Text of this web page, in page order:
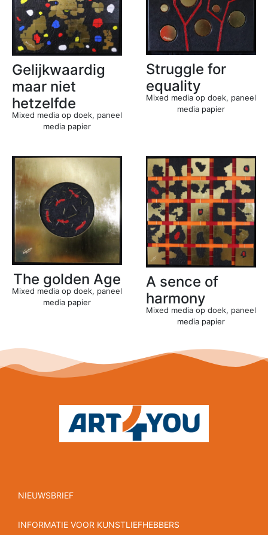
Gelijkwaardig
maar niet
hetzelfde
Mixed media op doek, paneel
media papier
Struggle for
equality
Mixed media op doek, paneel
media papier
The golden Age
Mixed media op doek, paneel
media papier
A sence of
harmony
Mixed media op doek, paneel
media papier
NIEUWSBRIEF
INFORMATIE VOOR KUNSTLIEFHEBBERS